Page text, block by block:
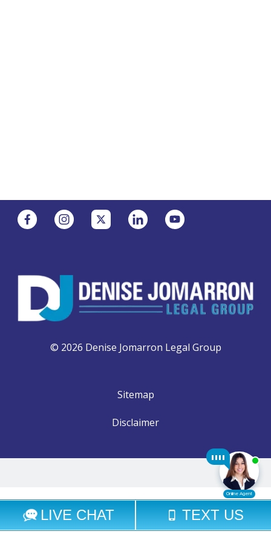
© 2026 Denise Jomarron Legal Group
Sitemap
Disclaimer
Select Language ▼